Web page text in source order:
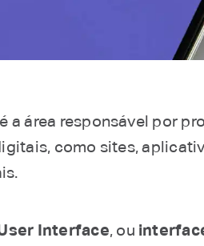
é a área responsável por
como sites,
Interface, ou